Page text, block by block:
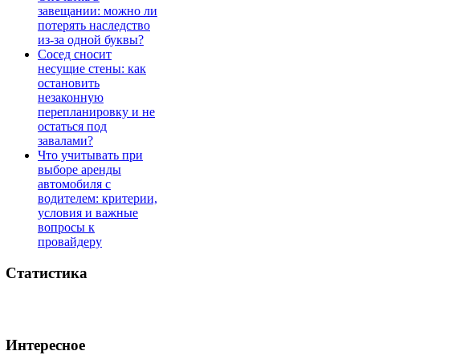
завещании: можно ли
потерять наследство
из-за одной буквы?
Сосед сносит
несущие стены: как
остановить
незаконную
перепланировку и не
остаться под
завалами?
Что учитывать при
выборе аренды
автомобиля с
водителем: критерии,
условия и важные
вопросы к
провайдеру
Статистика
Интересное